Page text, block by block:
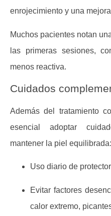
enrojecimiento y una
Muchos pacientes notan
las primeras sesiones,
menos reactiva.
Cuidados
Además del tratamiento
esencial adoptar
mantener la piel equilibrada:
Uso diario de
Evitar factores
calor extremo,